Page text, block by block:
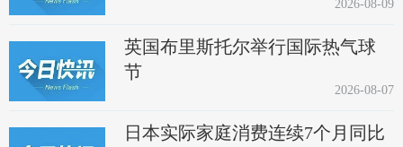
2026-08-09
英国布里斯托尔举行国际热气球
节
2026-08-07
日本实际家庭消费连续7个月同比